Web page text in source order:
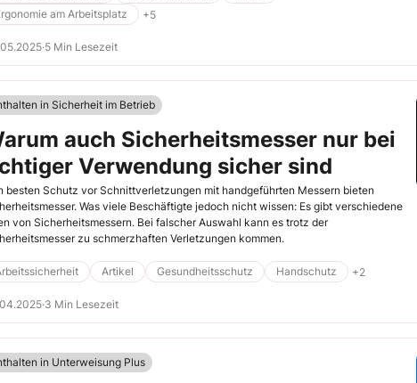
am Arbeitsplatz
+5
·5 Min Lesezeit
in Sicherheit im Betrieb
auch Sicherheitsmesser nur bei
Verwendung sicher sind
besten Schutz vor Schnittverletzungen mit handgeführten Messern bieten
Was viele Beschäftigte jedoch nicht wissen: Es gibt verschiedene
von Sicherheitsmessern. Bei falscher Auswahl kann es trotz der
zu schmerzhaften Verletzungen kommen.
Artikel Gesundheitsschutz Handschutz +2
·3 Min Lesezeit
in Unterweisung Plus